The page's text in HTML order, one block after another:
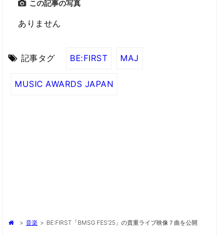
この記事の写真
ありません
記事タグ BE:FIRST MAJ
MUSIC AWARDS JAPAN
> 音楽 > BE:FIRST「BMSG FES’25」の貴重ライブ映像７曲を公開